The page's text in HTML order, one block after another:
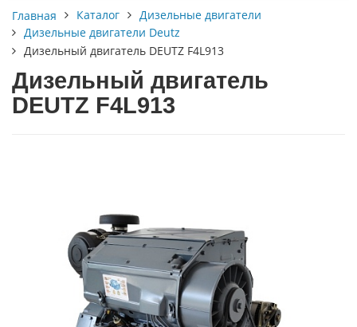
Главная Каталог
Дизельные двигатели
Дизельные двигатели Deutz
Дизельный двигатель DEUTZ F4L913
Дизельный двигатель
DEUTZ F4L913